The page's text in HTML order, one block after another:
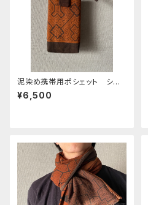
泥染め携帯用ポシェット シピ
ボ族の泥染め シンプルで軽い
¥6,500